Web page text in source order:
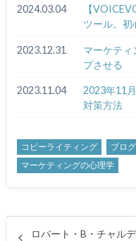
2024.03.04
【
ツール。初
2023.12.31
マーケティ
プさせる
2023.11.04
2023年11
対策方法
コピーライティング
ブロ
マーケティングの心理学
ロバート・B・チャル